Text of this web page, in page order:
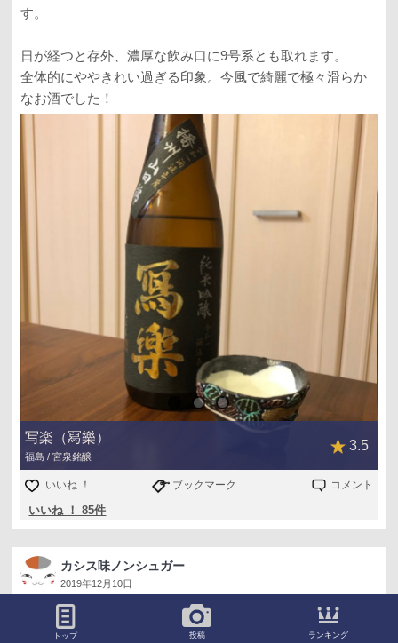
す。
日が経つと存外、濃厚な飲み口に9号系とも取れます。
全体的にややきれい過ぎる印象。今風で綺麗で極々滑らか
なお酒でした！
写楽（冩樂）
福島 / 宮泉銘醸
3.5
いいね ！ ブックマーク コメント
いいね ！ 85件
カシス味ノンシュガー
2019年12月10日
穏 純米 熟成生
上立ち香はグレープフルーツと米。ややアルコール感。燗
トップ 投稿 ランキング